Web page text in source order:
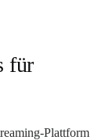
für
Plattform